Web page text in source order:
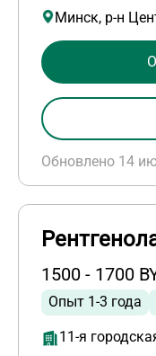
Минск, р-н
Обновлено 14
1500 - 1700
Опыт 1-3 года
11-я